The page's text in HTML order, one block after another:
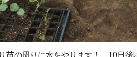
苗の周りに水をやります！ 10日後